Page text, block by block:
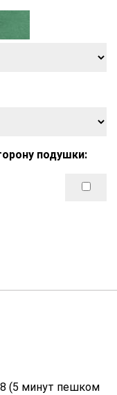
подушки:
(5 минут пешком